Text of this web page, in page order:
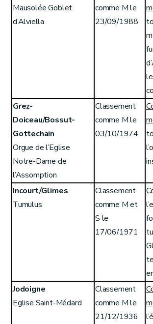
Mausolée Goblet
d’Alviella
comme M le
23/09/1988
Grez-
Doiceau/Bossut-
Gottechain
Orgue de l’Eglise
Notre-Dame de
l’Assomption
Classement
comme M le
03/10/1974
Incourt/Glimes
Tumulus
Classement
comme M et
S le
17/06/1971
Jodoigne
Eglise Saint-Médard
Classement
comme M le
21/12/1936